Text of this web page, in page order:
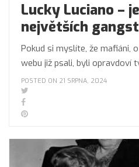
Lucky Luciano –
největších
Pokud si myslíte, že mafiáni,
webu již psali, byli opravdoví
POSTED ON 21 SRPNA, 2024